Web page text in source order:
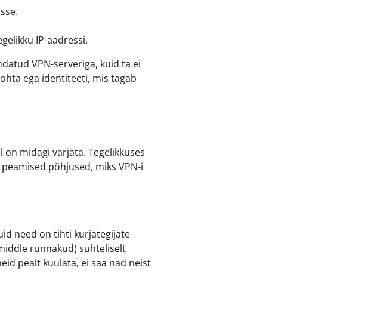
IP-aadressi.
VPN-serveriga, kuid ta ei
ega identiteeti, mis tagab
midagi varjata. Tegelikkuses
põhjused, miks VPN-i
need on tihti kurjategijate
rünnakud) suhteliselt
pealt kuulata, ei saa nad neist